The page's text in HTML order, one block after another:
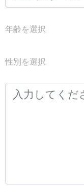
年齢を選択
性別を選択